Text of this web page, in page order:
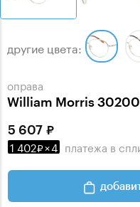
оправа
William Morris
другие цвета:
5 607
1 402 ×4 платежа в